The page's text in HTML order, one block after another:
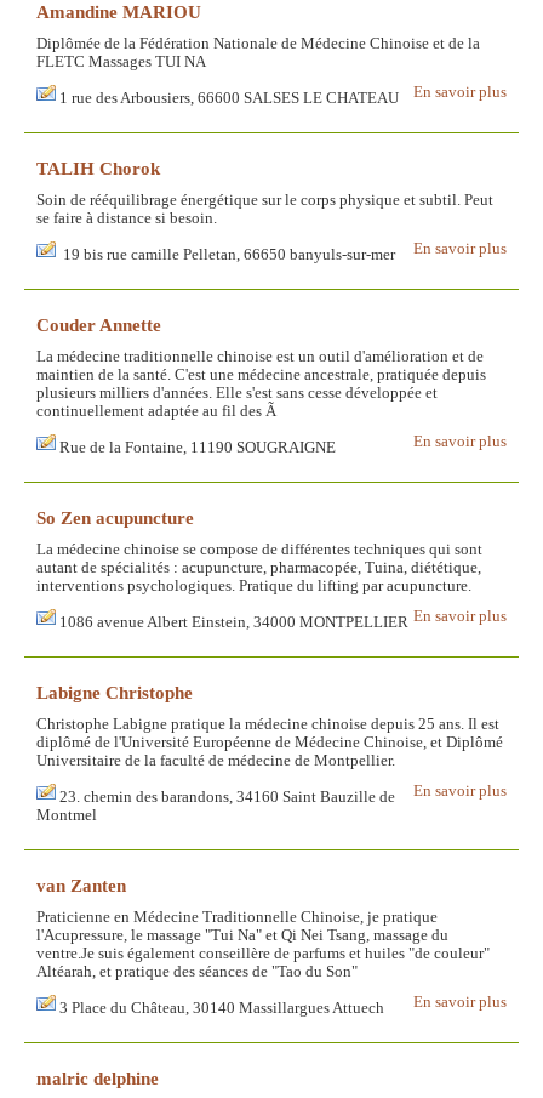
Amandine MARIOU
Diplômée de la Fédération Nationale de Médecine Chinoise et de la
FLETC Massages TUI NA
En savoir plus
1 rue des Arbousiers, 66600 SALSES LE CHATEAU
TALIH Chorok
Soin de rééquilibrage énergétique sur le corps physique et subtil. Peut
se faire à distance si besoin.
En savoir plus
19 bis rue camille Pelletan, 66650 banyuls-sur-mer
Couder Annette
La médecine traditionnelle chinoise est un outil d'amélioration et de
maintien de la santé. C'est une médecine ancestrale, pratiquée depuis
plusieurs milliers d'années. Elle s'est sans cesse développée et
continuellement adaptée au fil des Ã
En savoir plus
Rue de la Fontaine, 11190 SOUGRAIGNE
So Zen acupuncture
La médecine chinoise se compose de différentes techniques qui sont
autant de spécialités : acupuncture, pharmacopée, Tuina, diététique,
interventions psychologiques. Pratique du lifting par acupuncture.
En savoir plus
1086 avenue Albert Einstein, 34000 MONTPELLIER
Labigne Christophe
Christophe Labigne pratique la médecine chinoise depuis 25 ans. Il est
diplômé de l'Université Européenne de Médecine Chinoise, et Diplômé
Universitaire de la faculté de médecine de Montpellier.
En savoir plus
23. chemin des barandons, 34160 Saint Bauzille de
Montmel
van Zanten
Praticienne en Médecine Traditionnelle Chinoise, je pratique
l'Acupressure, le massage "Tui Na" et Qi Nei Tsang, massage du
ventre.Je suis également conseillère de parfums et huiles "de couleur"
Altéarah, et pratique des séances de "Tao du Son"
En savoir plus
3 Place du Château, 30140 Massillargues Attuech
malric delphine